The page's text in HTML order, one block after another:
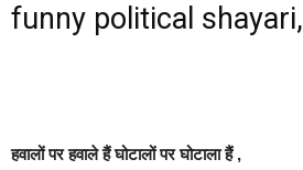
funny political shayari,
हवालों पर हवाले हैं घोटालों पर घोटाला हैं ,